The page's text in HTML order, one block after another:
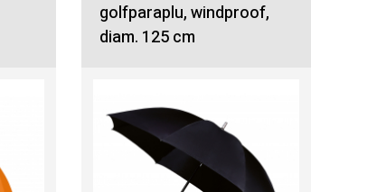
golfparaplu, windproof,
diam. 125 cm